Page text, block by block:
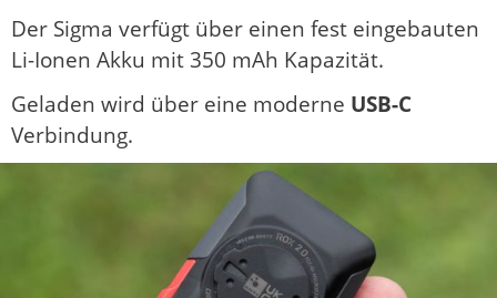
Der Sigma verfügt über einen fest eingebauten
Li-Ionen Akku mit 350 mAh Kapazität.
Geladen wird über eine moderne USB-C
Verbindung.